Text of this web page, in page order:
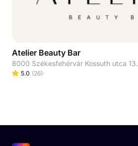
Atelier Beauty Bar
8000 Székesfehérvár Kossuth utca 13.
5.0 (26)